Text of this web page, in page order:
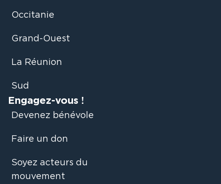
Occitanie
Grand-Ouest
La Réunion
Sud
Engagez-vous !
Devenez bénévole
Faire un don
Soyez acteurs du
mouvement